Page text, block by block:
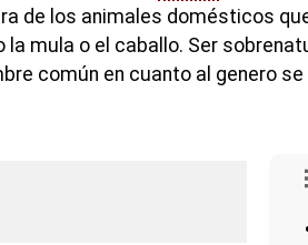
de los animales domésticos
mula o el caballo. Ser
común en cuanto al genero se